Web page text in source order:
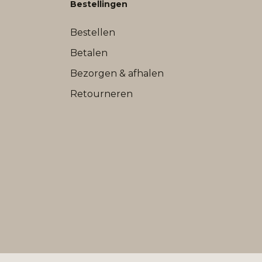
Bestellingen
Bestellen
Betalen
Bezorgen & afhalen
Retourneren